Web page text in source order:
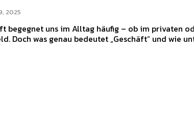
2025
begegnet uns im Alltag häufig – ob im privaten
Doch was genau bedeutet „Geschäft“ und wie